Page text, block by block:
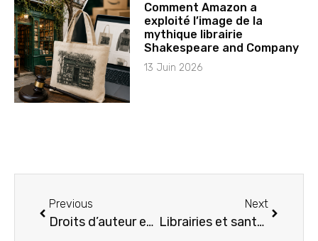
Comment Amazon a
exploité l’image de la
mythique librairie
Shakespeare and Company
13 Juin 2026
Previous
Droits d’auteur et IA : victoire partielle pour Anthropic, mais la guerre continue
Next
Librairies et santé mentale : vers une responsabilité éditoriale renforcée